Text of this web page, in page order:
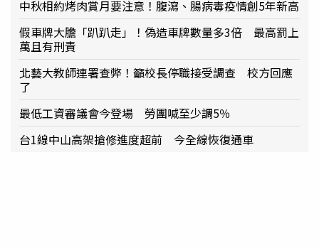
中秋相約烤肉賞月要注意！腹瀉、腸病毒疫情創5年新高
假車牌大膽「趴趴走」！偽造車牌數量多3倍 最高罰上
萬且有刑責
北藝大教師連署查弊！籲校長停職接受調查 校方回應
了
最低工資審議會今登場 勞團喊至少調5％
台1線中山高架搶修進度超前 今全線恢復通車